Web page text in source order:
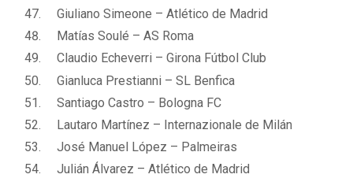
Giuliano Simeone – Atlético de Madrid
Matías Soulé – AS Roma
Claudio Echeverri – Girona Fútbol Club
Gianluca Prestianni – SL Benfica
Santiago Castro – Bologna FC
Lautaro Martínez – Internazionale de Milán
José Manuel López – Palmeiras
Julián Álvarez – Atlético de Madrid